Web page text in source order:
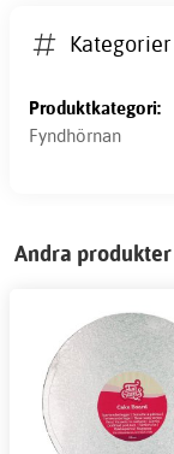
Produktkategori:
Fyndhörnan
Andra